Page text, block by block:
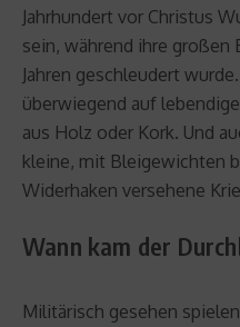
Jahrhundert vor Christus
sein, während ihre
Jahren geschleudert
überwiegend auf
aus Holz oder Kork. Und
kleine, mit Bleigewichten
Widerhaken versehene
Wann kam der
Militärisch gesehen